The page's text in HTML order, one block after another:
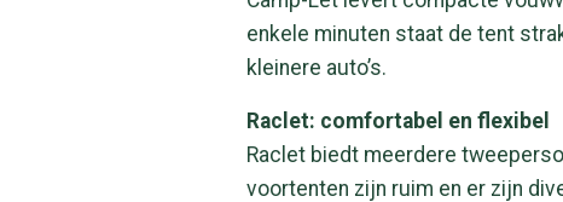
enkele minuten staat de tent
kleinere auto’s.
Raclet: comfortabel en flexibel
Raclet biedt meerdere
voortenten zijn ruim en er zijn